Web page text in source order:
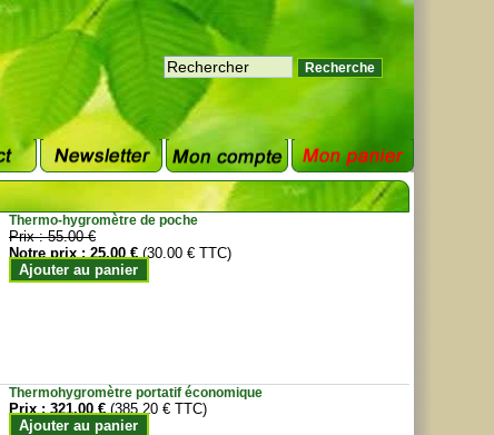
Thermo-hygromètre de poche
Prix :55.00 €
Notre prix :25.00 € (30.00 € TTC)
Ajouter au panier
Thermohygromètre portatif économique
Prix :321.00 € (385.20 € TTC)
Ajouter au panier